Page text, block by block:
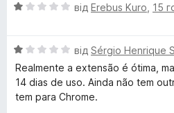
и
т
а
к
з
5
О
н
к
а
1
від Erebus Kuro 15
О
ц
н
від Sérgio Henrique
Realmente a extensão é ótima,
14 dias de uso. Ainda não tem
tem para Chrome.